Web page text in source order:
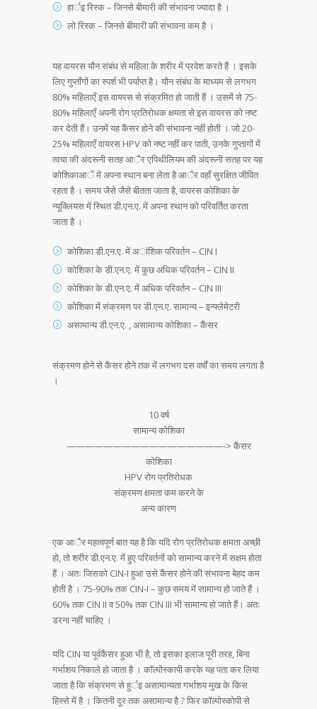
हार्इ रिस्क – जिनसे बीमारी की संभावना ज्यादा है ।
लो रिस्क – जिनसे बीमारी की संभावना कम है ।
यह वायरस यौन संबंध से महिला के शरीर में प्रवेश करते हैं । इसके
लिए गुप्ताँगों का स्पर्श भी पर्याप्त है। यौन संबंध के माध्यम से लगभग
80% महिलाएँ इस वायरस से संक्रमित हो जाती हैं । उसमें से 75-
80% महिलाएँ अपनी रोग प्रतिरोधक क्षमता से इस वायरस को नष्ट
कर देती हैं। उनमें यह कैंसर होने की संभावना नहीं होती । जो 20-
25% महिलाएँ वायरस HPV को नष्ट नहीं कर पाती, उनके गुप्तागों में
त्वचा की अंदरूनी सतह आैर एपिथीलियम की अंदरूनी सतह पर यह
कोशिकाआें में अपना स्थान बना लेता है आैर वहाँ सुरक्षित जीवित
रहता है । समय जैसे जैसे बीतता जाता है, वायरस कोशिका के
न्यूक्लियस में स्थित डी.एन.ए. में अपना स्थान को परिवर्तित करता
जाता है ।
कोशिका डी.एन.ए. में अांशिक परिवर्तन – CIN I
कोशिका के डी.एन.ए. में कुछ अधिक परिवर्तन – CIN II
कोशिका के डी.एन.ए. में अधिक परिवर्तन – CIN III
कोशिका में संक्रमण पर डी.एन.ए. सामान्य – इन्फ्लेमेटरी
असामान्य डी.एन.ए. , असामान्य कोशिका – कैंसर
संक्रमण हाेने से कैंसर हाेने तक में लगभग दस वर्षों का समय लगता है
।
10 वर्ष
सामान्य कोशिका
—————————————————-> कैंसर
कोशिका
HPV रोग प्रतिरोधक
संक्रमण क्षमता कम करने के
अन्य कारण
एक आैर महत्वपूर्ण बात यह है कि यदि रोग प्रतिरोधक क्षमता अच्छी
हो, तो शरीर डी.एन.ए. में हुए परिवर्तनों को सामान्य करने में सक्षम होता
हैं । अतः जिसको CIN-I हुआ उसे कैंसर होने की संभावना बेहद कम
होती है । 75-90% तक CIN-I – कुछ समय में सामान्य हो जाते हैं ।
60% तक CIN II व 50% तक CIN III भी सामान्य हो जाते हैं। अतः
डरना नहीं चाहिए ।
यदि CIN या पूर्वकैंसर हुआ भी है, तो इसका इलाज पूरी तरह, बिना
गर्भाशय निकाले हो जाता है । काॅल्पोस्कापी करके यह पता कर लिया
जाता है कि संक्रमण से हुर्इ असामान्यता गर्भाशय मुख के किस
हिस्से में है । कितनी दूर तक असामान्य है ? फिर काॅल्पोस्कोपी से